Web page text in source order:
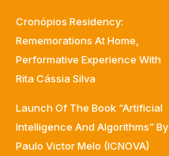
Cronópios Residency:
Rememorations At Home,
Performative Experience With
Rita Cássia Silva
Launch Of The Book “Artificial
Intelligence And Algorithms” By
Paulo Victor Melo (ICNOVA)